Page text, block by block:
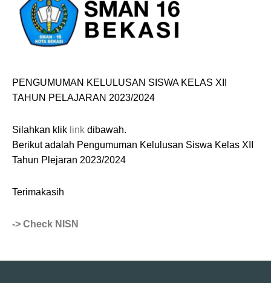
PENGUMUMAN KELULUSAN SISWA KELAS XII
TAHUN PELAJARAN 2023/2024
Silahkan klik link dibawah.
Berikut adalah Pengumuman Kelulusan Siswa Kelas XII
Tahun Plejaran 2023/2024
Terimakasih
-> Check NISN